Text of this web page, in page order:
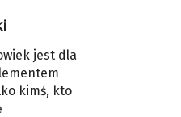
jest dla
kimś, kto